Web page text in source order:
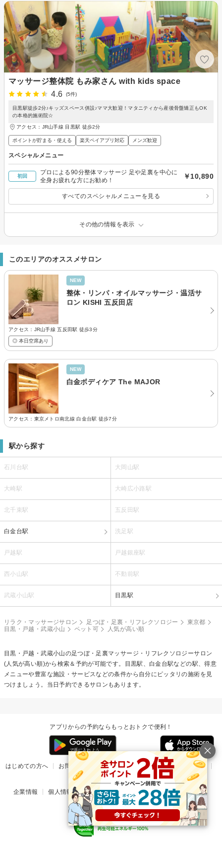
マッサージ整体院 もみ家さん with kids space
4.6
(5件)
目黒駅徒歩2分♪キッズスペース併設♪ママ大歓迎！マタニティから産後骨盤矯正もOK
の本格的施術院☆
アクセス：JR山手線 目黒駅 徒歩2分
ポイントが貯まる・使える 楽天ペイアプリ対応 メンズ歓迎
スペシャルメニュー
初回
プロによる90分整体マッサージ 足や足裏を中心に
全身お疲れな方にお勧め！
￥10,890
すべてのスペシャルメニューを見る
その他の情報を表示
このエリアのオススメサロン
NEW
整体・リンパ・オイルマッサージ・温活サ
ロン KISHI 五反田店
アクセス：JR山手線 五反田駅 徒歩3分
◎ 本日空席あり
NEW
白金ボディケア The MAJOR
アクセス：東京メトロ南北線 白金台駅 徒歩7分
駅から探す
石川台駅 大岡山駅
大崎駅 大崎広小路駅
北千束駅 五反田駅
白金台駅 洗足駅
戸越駅 戸越銀座駅
西小山駅 不動前駅
武蔵小山駅 目黒駅
リラク・マッサージサロン 足つぼ・足裏・リフレクソロジー
東京都
目黒・戸越・武蔵小山
ペット可 人気が高い順
目黒・戸越・武蔵小山の足つぼ・足裏マッサージ・リフレクソロジーサロン
(人気が高い順)から検索＆予約が可能です。目黒駅、白金台駅などの駅、得意
メニューや豊富な施設・サービスなどの条件から自分にピッタリの施術を見
つけましょう。当日予約できるサロンもあります。
アプリからの予約ならもっとおトクで便利！
はじめての方へ お問い合わせ ヘルプ リリース情報
利用規約
掲載ご希望のサロン様
企業情報 個人情報保護方針 楽天のサービス一覧 アプリ一覧
© Rakuten Group, Inc.